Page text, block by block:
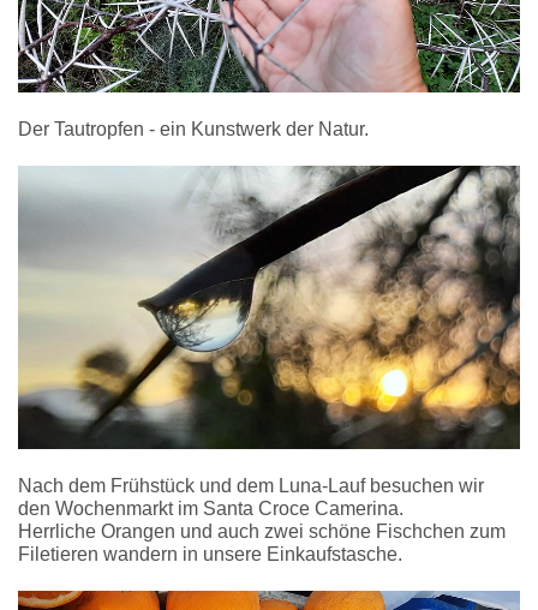
Der Tautropfen - ein Kunstwerk der Natur.
Nach dem Frühstück und dem Luna-Lauf besuchen wir
den Wochenmarkt im Santa Croce Camerina.
Herrliche Orangen und auch zwei schöne Fischchen zum
Filetieren wandern in unsere Einkaufstasche.